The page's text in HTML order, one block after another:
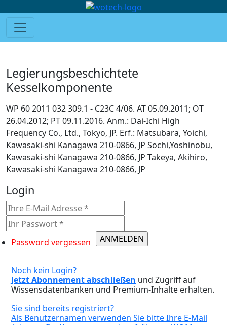
Legierungsbeschichtete
Kesselkomponente
WP 60 2011 032 309.1 - C23C 4/06. AT 05.09.2011; OT
26.04.2012; PT 09.11.2016. Anm.: Dai-Ichi High
Frequency Co., Ltd., Tokyo, JP. Erf.: Matsubara, Yoichi,
Kawasaki-shi Kanagawa 210-0866, JP Sochi,Yoshinobu,
Kawasaki-shi Kanagawa 210-0866, JP Takeya, Akihiro,
Kawasaki-shi Kanagawa 210-0866, JP
Login
Password vergessen
Noch kein Login?
Jetzt Abonnement abschließen
Wissensdatenbanken und Premium-Inhalte erhalten.
Sie sind bereits registriert?
Als Benutzernamen verwenden Sie bitte Ihre E-Mail